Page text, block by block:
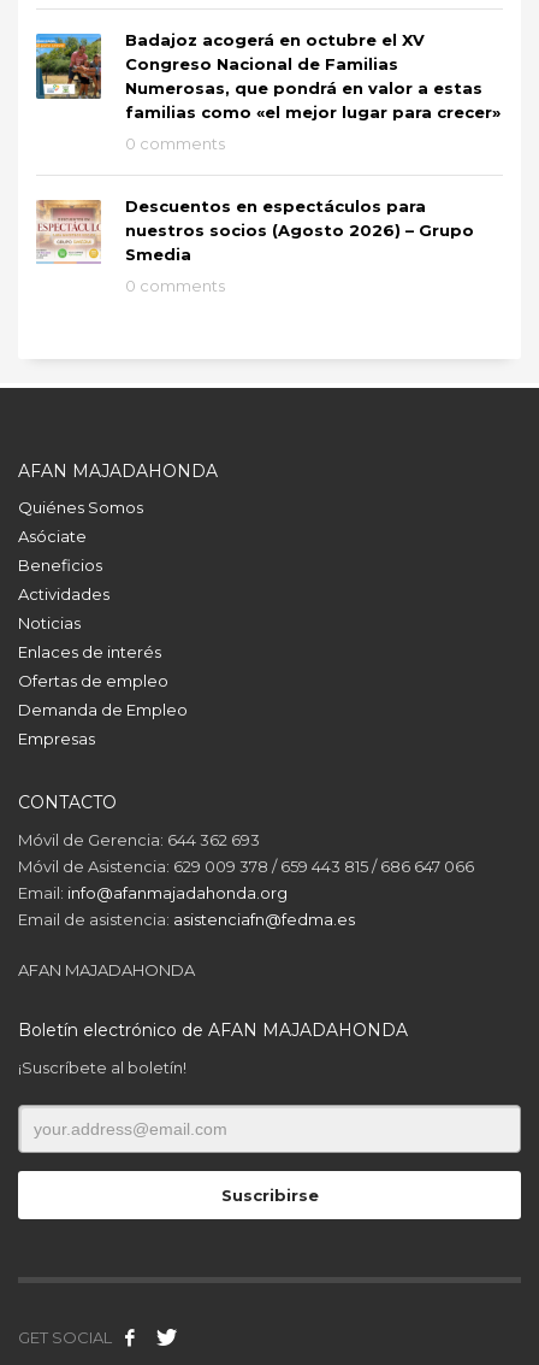
Badajoz acogerá en octubre el XV
Congreso Nacional de Familias
Numerosas, que pondrá en valor a estas
familias como «el mejor lugar para crecer»
0 comments
Descuentos en espectáculos para
nuestros socios (Agosto 2026) – Grupo
Smedia
0 comments
AFAN MAJADAHONDA
Quiénes Somos
Asóciate
Beneficios
Actividades
Noticias
Enlaces de interés
Ofertas de empleo
Demanda de Empleo
Empresas
CONTACTO
Móvil de Gerencia: 644 362 693
Móvil de Asistencia: 629 009 378 / 659 443 815 / 686 647 066
Email: info@afanmajadahonda.org
Email de asistencia: asistenciafn@fedma.es
AFAN MAJADAHONDA
Boletín electrónico de AFAN MAJADAHONDA
¡Suscríbete al boletín!
GET SOCIAL